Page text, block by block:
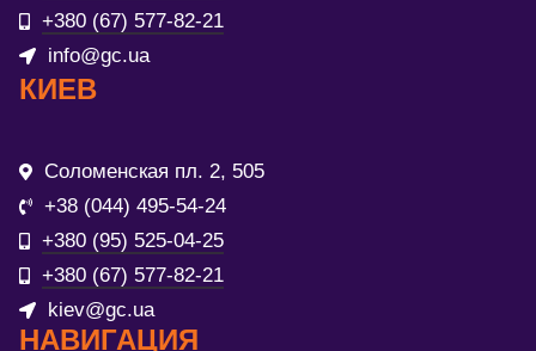
+380 (67) 577-82-21
info@gc.ua
КИЕВ
Соломенская пл. 2, 505
+38 (044) 495-54-24
+380 (95) 525-04-25
+380 (67) 577-82-21
kiev@gc.ua
НАВИГАЦИЯ